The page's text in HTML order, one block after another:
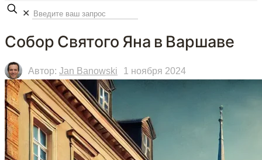
✕
Собор Святого Яна в Варшаве
Автор: Jan Banowski 1 ноября 2024